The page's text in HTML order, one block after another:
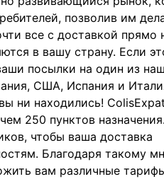
позволив им
все с доставкой
в вашу страну. Если
посылки на один из
США, Испания и
ни находились!
250 пунктов
чтобы ваша доставка
Благодаря такому
вам различные